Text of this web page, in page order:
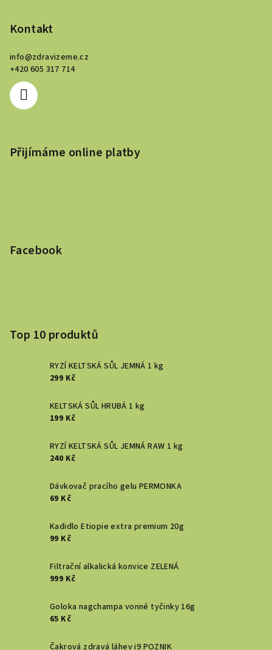
Kontakt
info@zdravizeme.cz
+420 605 317 714
Přijímáme online platby
Facebook
Top 10 produktů
RYZÍ KELTSKÁ SŮL JEMNÁ 1 kg
299 Kč
KELTSKÁ SŮL HRUBÁ 1 kg
199 Kč
RYZÍ KELTSKÁ SŮL JEMNÁ RAW 1 kg
240 Kč
Dávkovač pracího gelu PERMONKA
69 Kč
Kadidlo Etiopie extra premium 20g
99 Kč
Filtrační alkalická konvice ZELENÁ
999 Kč
Goloka nagchampa vonné tyčinky 16g
65 Kč
Čakrová zdravá láhev i9 POZNIK